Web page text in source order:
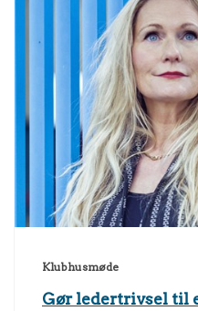
Klubhusmøde
Gør ledertrivsel til